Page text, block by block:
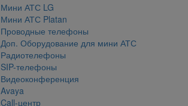
Мини АТС LG
Мини АТС Platan
Проводные телефоны
Доп. Оборудование для мини АТС
Радиотелефоны
SIP-телефоны
Видеоконференция
Avaya
Call-центр